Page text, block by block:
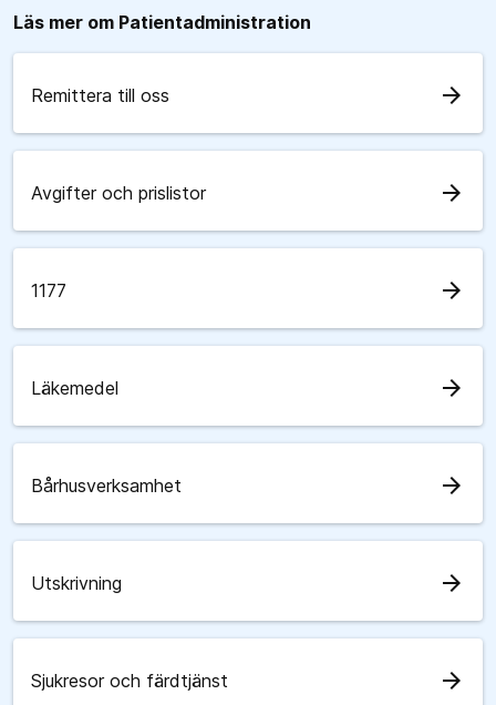
Läs mer om Patientadministration
Remittera till oss arrow_forward
Avgifter och prislistor arrow_forward
1177 arrow_forward
Läkemedel arrow_forward
Bårhusverksamhet arrow_forward
Utskrivning arrow_forward
Sjukresor och färdtjänst arrow_forward